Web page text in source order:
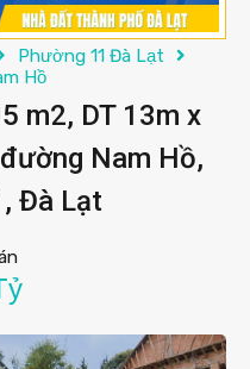
Phường 11 Đà Lạt
Hồ
m2, DT 13m x
Nam Hồ,
Đà Lạt